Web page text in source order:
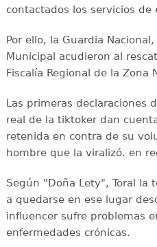
contactados los servicios de
Por ello, la Guardia
Municipal acudieron al
Fiscalía Regional de la Zona
Las primeras declaraciones
real de la tiktoker dan
retenida en contra de su
hombre que la viralizó. en
Según "Doña Lety", Toral la
a quedarse en ese lugar
influencer sufre problemas
enfermedades crónicas.